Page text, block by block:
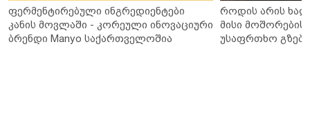
ფერმენტირებული ინგრედიენტები
კანის მოვლაში - კორეული ინოვაციური
ბრენდი Manyo საქართველოშია
როდის არის
მისი მოშორების
უსაფრთხო გზები